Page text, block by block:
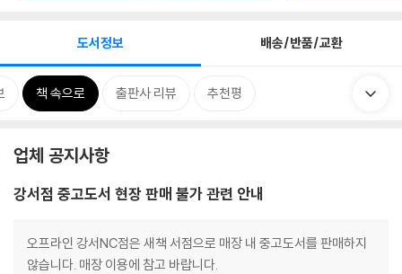
도서정보 배송/반품/교환
책 속으로 출판사 리뷰 추천평
업체 공지사항
강서점 중고도서 현장 판매 불가 관련 안내
오프라인 강서NC점은 새책 서점으로 매장 내 중고도서를 판매하지
않습니다. 매장 이용에 참고 바랍니다.